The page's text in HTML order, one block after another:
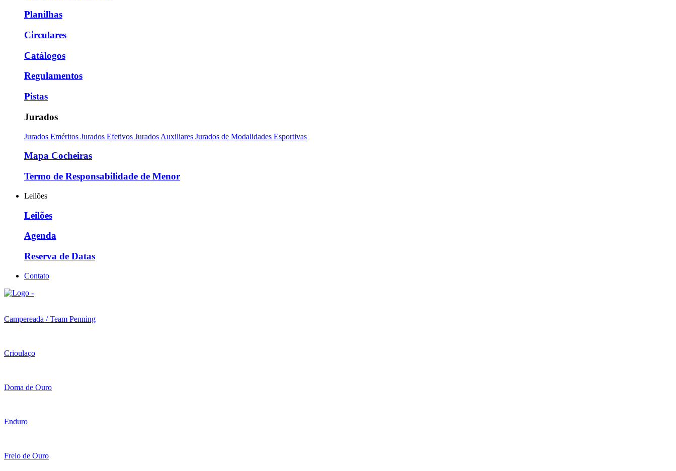
Planilhas
Circulares
Catálogos
Regulamentos
Pistas
Jurados
Jurados Eméritos Jurados Efetivos Jurados Auxiliares Jurados de Modalidades Esportivas
Mapa Cocheiras
Termo de Responsabilidade de Menor
Leilões
Leilões
Agenda
Reserva de Datas
Contato
Campereada / Team Penning
Crioulaço
Doma de Ouro
Enduro
Freio de Ouro